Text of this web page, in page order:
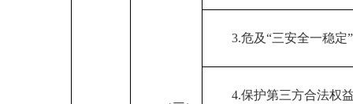
3.危及“三安全一稳定”
4.保护第三方合法权